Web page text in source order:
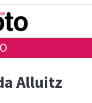
Alluitz